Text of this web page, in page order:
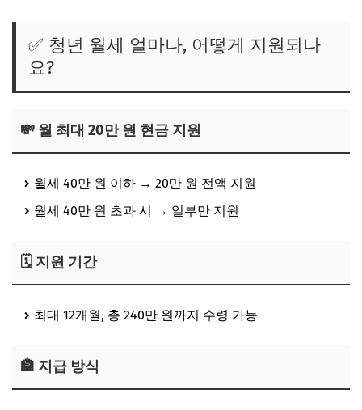
✅ 청년 월세 얼마나, 어떻게 지원되나
요?
💸 월 최대 20만 원 현금 지원
월세 40만 원 이하 → 20만 원 전액 지원
월세 40만 원 초과 시 → 일부만 지원
🗓️ 지원 기간
최대 12개월, 총 240만 원까지 수령 가능
🏦 지급 방식